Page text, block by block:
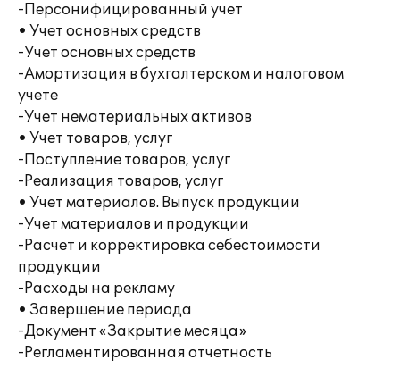
-Персонифицированный учет
• Учет основных средств
-Учет основных средств
-Амортизация в бухгалтерском и налоговом
учете
-Учет нематериальных активов
• Учет товаров, услуг
-Поступление товаров, услуг
-Реализация товаров, услуг
• Учет материалов. Выпуск продукции
-Учет материалов и продукции
-Расчет и корректировка себестоимости
продукции
-Расходы на рекламу
• Завершение периода
-Документ «Закрытие месяца»
-Регламентированная отчетность